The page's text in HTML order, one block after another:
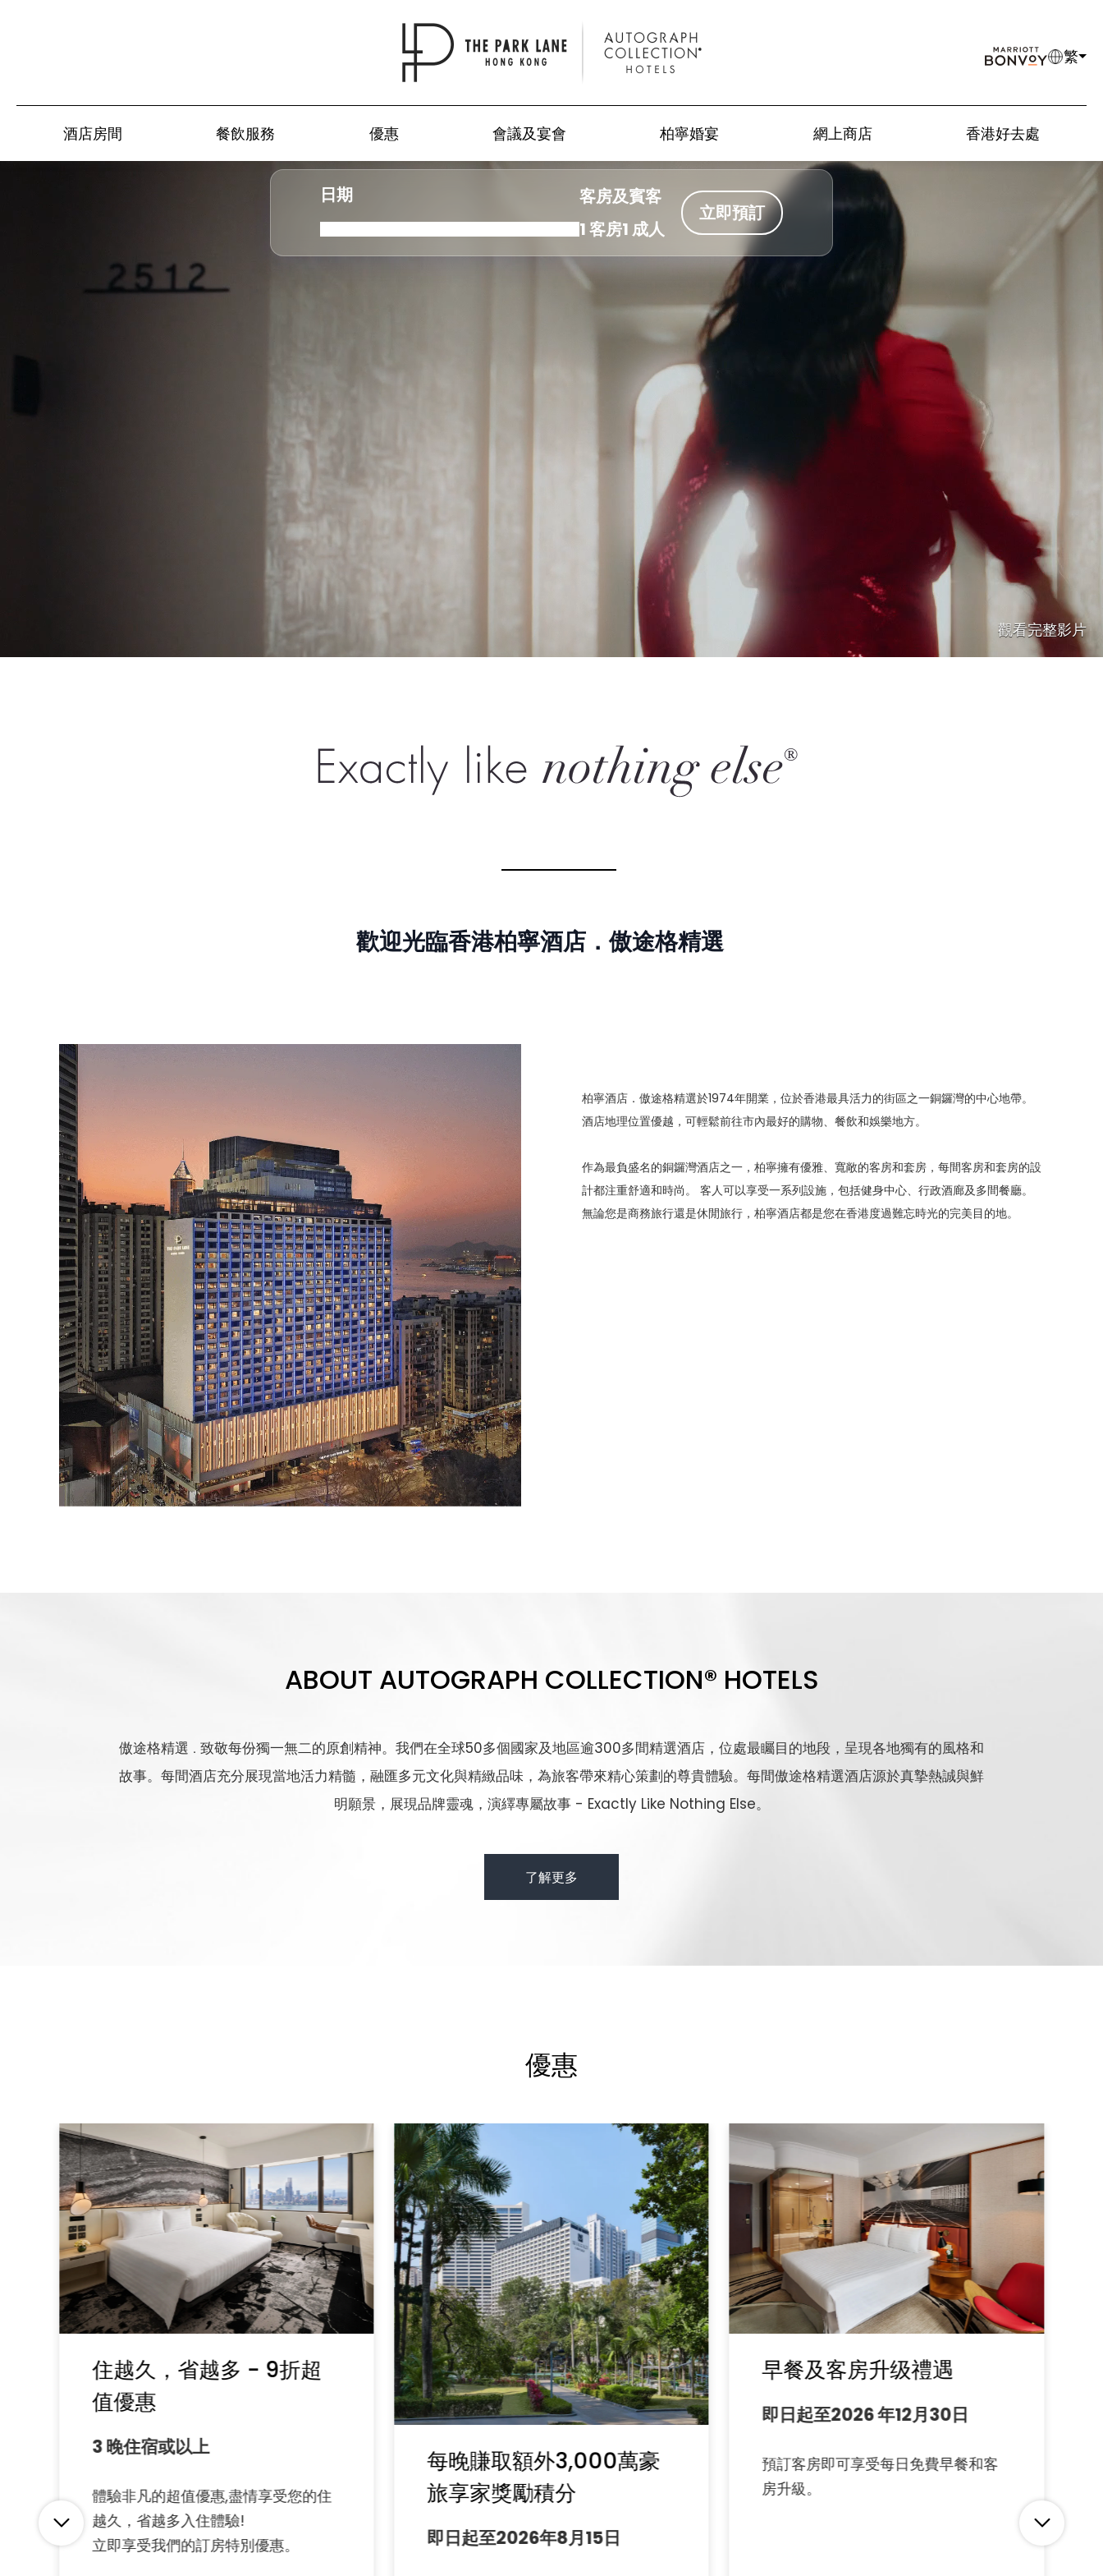
酒店房間 餐飲服務 優惠 會議及宴會 柏寧婚宴 網上商店 香港好去處
繁
觀看完整影片
日期
客房及賓客
1 客房1 成人
立即預訂
歡迎光臨香港柏寧酒店．傲途格精選
柏寧酒店．傲途格精選於1974年開業，位於香港最具活力的街區之一銅鑼灣的中心地帶。
酒店地理位置優越，可輕鬆前往市內最好的購物、餐飲和娛樂地方。
作為最負盛名的銅鑼灣酒店之一，柏寧擁有優雅、寬敞的客房和套房，每間客房和套房的設
計都注重舒適和時尚。 客人可以享受一系列設施，包括健身中心、行政酒廊及多間餐廳。
無論您是商務旅行還是休閒旅行，柏寧酒店都是您在香港度過難忘時光的完美目的地。
ABOUT AUTOGRAPH COLLECTION® HOTELS
傲途格精選 ． 致敬每份獨一無二的原創精神。我們在全球50多個國家及地區逾300多間精選酒店，位處最矚目的地段，呈現各地獨有的風格和
故事。每間酒店充分展現當地活力精髓，融匯多元文化與精緻品味，為旅客帶來精心策劃的尊貴體驗。每間傲途格精選酒店源於真摯熱誠與鮮
明願景，展現品牌靈魂，演繹專屬故事 - Exactly Like Nothing Else。
了解更多
優惠
住越久，省越多 - 9折超
值優惠
3 晚住宿或以上
體驗非凡的超值優惠,盡情享受您的住
越久，省越多入住體驗!
立即享受我們的訂房特別優惠。
每晚賺取額外3,000萬豪
旅享家獎勵積分
即日起至2026年8月15日
早餐及客房升级禮遇
即日起至2026 年12月30日
預訂客房即可享受每日免費早餐和客
房升級。